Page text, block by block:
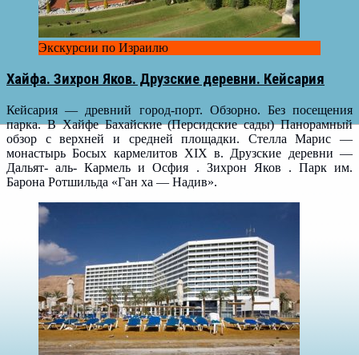
Экскурсии по Израилю
Хайфа. Зихрон Яков. Друзские деревни. Кейсария
Кейсария — древний город-порт. Обзорно. Без посещения
парка. В Хайфе Бахайские (Персидские сады) Панорамный
обзор с верхней и средней площадки. Стелла Марис —
монастырь Босых кармелитов XIX в. Друзские деревни —
Дальят- аль- Кармель и Осфия . Зихрон Яков . Парк им.
Барона Ротшильда «Ган ха — Надив».